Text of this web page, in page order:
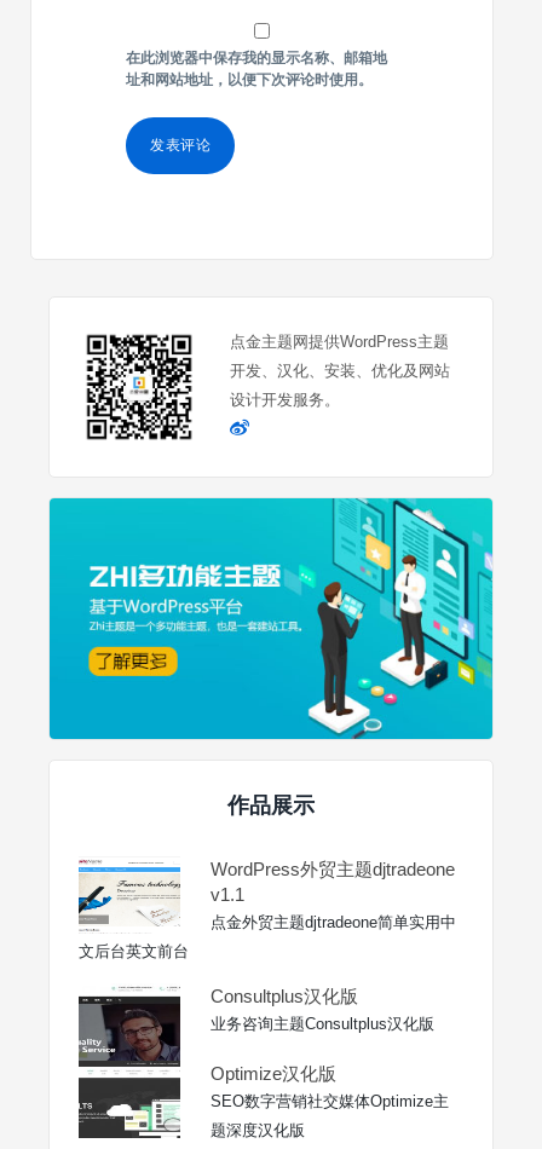
在此浏览器中保存我的显示名称、邮箱地
址和网站地址，以便下次评论时使用。
点金主题网提供WordPress主题
开发、汉化、安装、优化及网站
设计开发服务。
作品展示
WordPress外贸主题djtradeone
v1.1
点金外贸主题djtradeone简单实用中
文后台英文前台
Consultplus汉化版
业务咨询主题Consultplus汉化版
Optimize汉化版
SEO数字营销社交媒体Optimize主
题深度汉化版